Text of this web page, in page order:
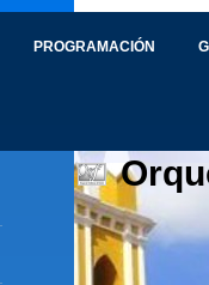
PROGRAMACIÓN